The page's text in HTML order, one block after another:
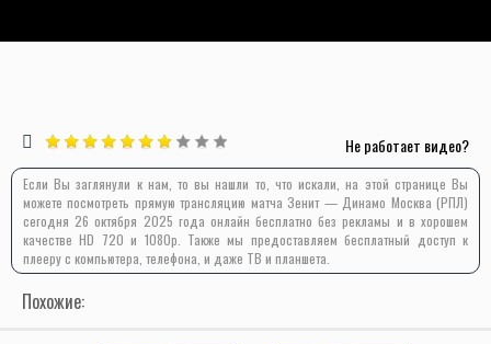
Не работает видео?
Если Вы заглянули к нам, то вы нашли то, что искали, на этой странице Вы
можете посмотреть прямую трансляцию матча Зенит — Динамо Москва (РПЛ)
сегодня 26 октября 2025 года онлайн бесплатно без рекламы и в хорошем
качестве HD 720 и 1080p. Также мы предоставляем бесплатный доступ к
плееру с компьютера, телефона, и даже ТВ и планшета.
Похожие: